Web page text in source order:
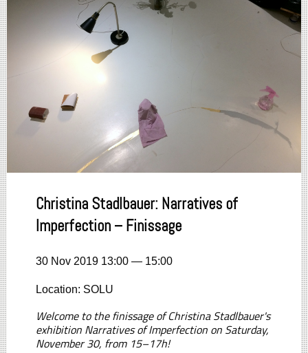
Christina Stadlbauer: Narratives of
Imperfection – Finissage
30 Nov 2019 13:00 — 15:00
Location: SOLU
Welcome to the finissage of Christina Stadlbauer's
exhibition Narratives of Imperfection on Saturday,
November 30, from 15–17h!